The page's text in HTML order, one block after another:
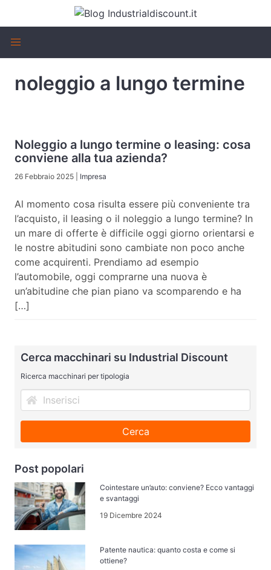
noleggio a lungo termine
Noleggio a lungo termine o leasing: cosa
conviene alla tua azienda?
26 Febbraio 2025 Impresa
Al momento cosa risulta essere più conveniente tra
l’acquisto, il leasing o il noleggio a lungo termine? In
un mare di offerte è difficile oggi giorno orientarsi e
le nostre abitudini sono cambiate non poco anche
come acquirenti. Prendiamo ad esempio
l’automobile, oggi comprarne una nuova è
un’abitudine che pian piano va scomparendo e ha
[…]
Cerca macchinari su Industrial Discount
Ricerca macchinari per tipologia
Cerca
Post popolari
Cointestare un’auto: conviene? Ecco vantaggi
e svantaggi
19 Dicembre 2024
Patente nautica: quanto costa e come si
ottiene?